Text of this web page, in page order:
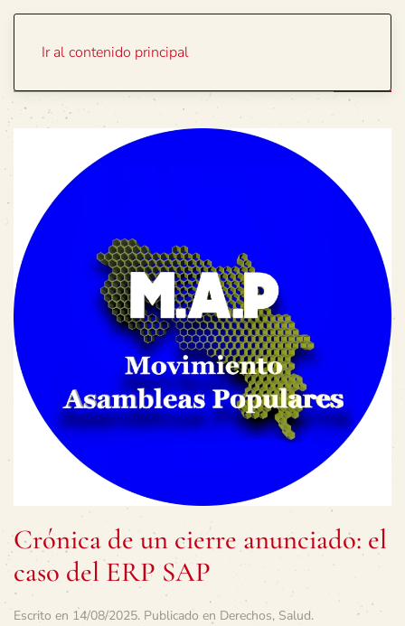
Ir al contenido principal
Crónica de un cierre anunciado: el
caso del ERP SAP
Escrito en 14/08/2025. Publicado en Derechos, Salud.